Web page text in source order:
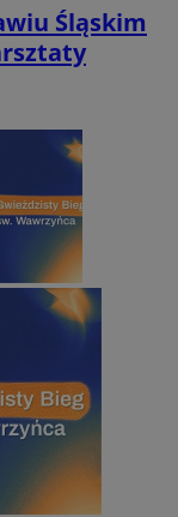
Śląskim